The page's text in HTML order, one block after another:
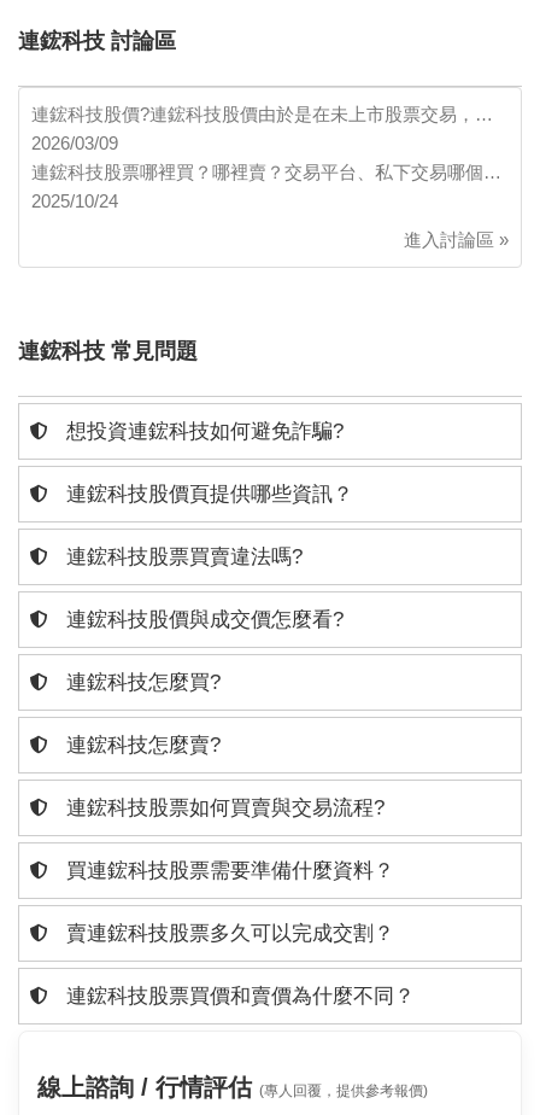
連鋐科技 討論區
連鋐科技股價?連鋐科技股價由於是在未上市股票交易，…
2026/03/09
連鋐科技股票哪裡買？哪裡賣？交易平台、私下交易哪個…
2025/10/24
進入討論區 »
連鋐科技 常見問題
想投資連鋐科技如何避免詐騙?
連鋐科技股價頁提供哪些資訊？
連鋐科技股票買賣違法嗎?
連鋐科技股價與成交價怎麼看?
連鋐科技怎麼買?
連鋐科技怎麼賣?
連鋐科技股票如何買賣與交易流程?
買連鋐科技股票需要準備什麼資料？
賣連鋐科技股票多久可以完成交割？
連鋐科技股票買價和賣價為什麼不同？
線上諮詢 / 行情評估 (專人回覆，提供參考報價)